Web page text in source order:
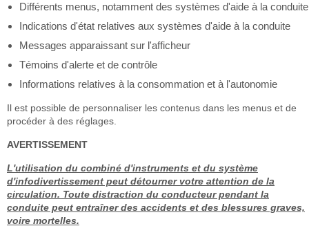
Différents menus, notamment des systèmes d'aide à la conduite
Indications d'état relatives aux systèmes d'aide à la conduite
Messages apparaissant sur l'afficheur
Témoins d'alerte et de contrôle
Informations relatives à la consommation et à l'autonomie
Il est possible de personnaliser les contenus dans les menus et de
procéder à des réglages.
AVERTISSEMENT
L'utilisation du combiné d'instruments et du système
d'infodivertissement peut détourner votre attention de la
circulation. Toute distraction du conducteur pendant la
conduite peut entraîner des accidents et des blessures graves,
voire mortelles.